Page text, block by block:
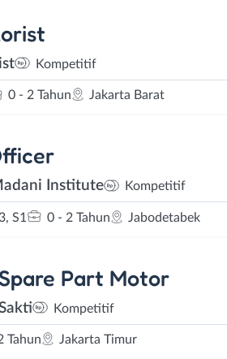
Kompetitif
0 - 2 Tahun Jakarta Barat
Institute Kompetitif
S1 0 - 2 Tahun Jabodetabek
Part Motor
Kompetitif
Tahun Jakarta Timur